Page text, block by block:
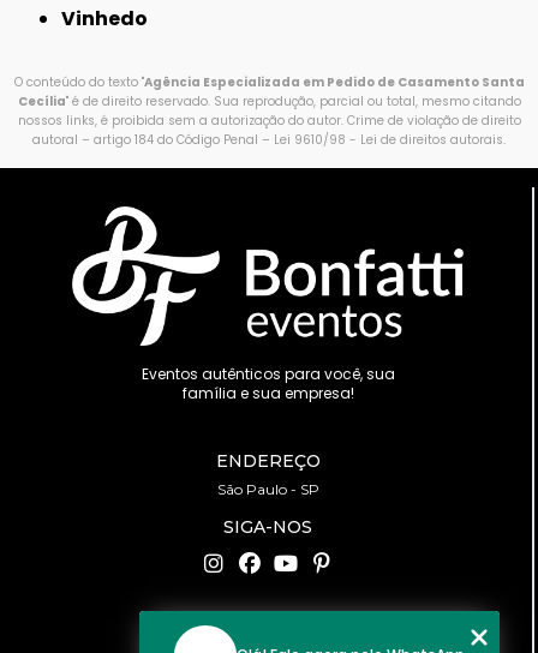
Vinhedo
O conteúdo do texto "Agência Especializada em Pedido de Casamento Santa
Cecília" é de direito reservado. Sua reprodução, parcial ou total, mesmo citando
nossos links, é proibida sem a autorização do autor. Crime de violação de direito
autoral – artigo 184 do Código Penal – Lei 9610/98 - Lei de direitos autorais.
Eventos autênticos para você, sua
família e sua empresa!
ENDEREÇO
São Paulo - SP
SIGA-NOS
CONTATO